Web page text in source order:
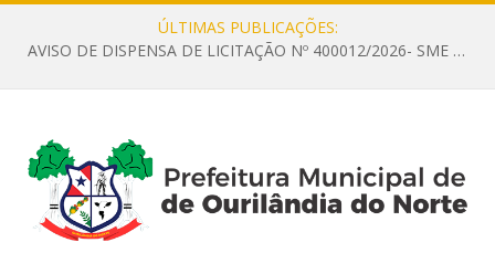
ÚLTIMAS PUBLICAÇÕES:
AVISO DE DISPENSA DE LICITAÇÃO Nº 400012/2026- SME – CONTRATAÇÃO DE EMPRESA ESPECIALIZADA PARA LOCAÇÃO DE ÔNIBUS EXECUTIVO COM CAPACIDADE DE 60 (SESSENTA) POLTRONAS, PARA TRANSPORTAR PROFESSORES RESPONSÁVEIS E ALUNOS PARA BRASÍLIA, COM SAÍDA DIA 10/08/2026 E RETORNO DIA 14/08/2026